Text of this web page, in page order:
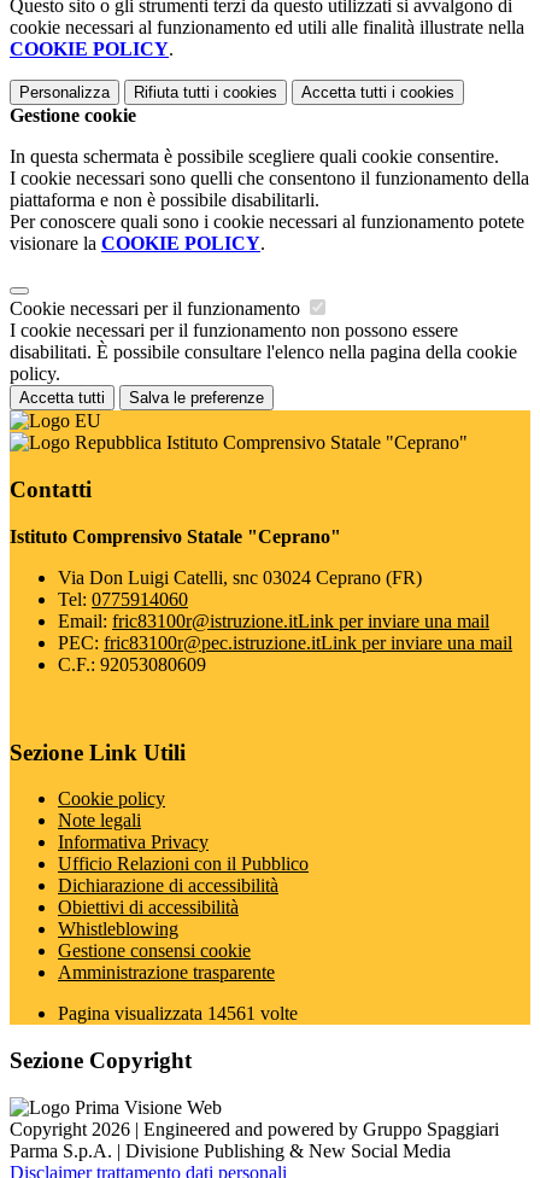
Questo sito o gli strumenti terzi da questo utilizzati si avvalgono di
cookie necessari al funzionamento ed utili alle finalità illustrate nella
COOKIE POLICY.
Personalizza Rifiuta tutti i cookies Accetta tutti i cookies
Gestione cookie
In questa schermata è possibile scegliere quali cookie consentire.
I cookie necessari sono quelli che consentono il funzionamento della
piattaforma e non è possibile disabilitarli.
Per conoscere quali sono i cookie necessari al funzionamento potete
visionare la COOKIE POLICY.
Cookie necessari per il funzionamento
I cookie necessari per il funzionamento non possono essere
disabilitati. È possibile consultare l'elenco nella pagina della cookie
policy.
Accetta tutti Salva le preferenze
Istituto Comprensivo Statale "Ceprano"
Contatti
Istituto Comprensivo Statale "Ceprano"
Via Don Luigi Catelli, snc 03024 Ceprano (FR)
Tel: 0775914060
Email: fric83100r@istruzione.itLink per inviare una mail
PEC: fric83100r@pec.istruzione.itLink per inviare una mail
C.F.: 92053080609
Sezione Link Utili
Cookie policy
Note legali
Informativa Privacy
Ufficio Relazioni con il Pubblico
Dichiarazione di accessibilità
Obiettivi di accessibilità
Whistleblowing
Gestione consensi cookie
Amministrazione trasparente
Pagina visualizzata 14561 volte
Sezione Copyright
Copyright 2026 | Engineered and powered by Gruppo Spaggiari
Parma S.p.A. | Divisione Publishing & New Social Media
Disclaimer trattamento dati personali